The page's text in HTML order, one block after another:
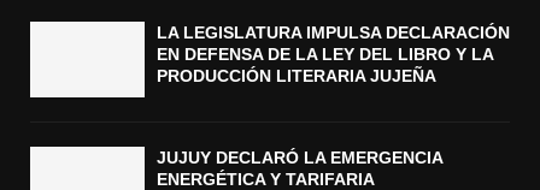
LA LEGISLATURA IMPULSA DECLARACIÓN
EN DEFENSA DE LA LEY DEL LIBRO Y LA
PRODUCCIÓN LITERARIA JUJEÑA
JUJUY DECLARÓ LA EMERGENCIA
ENERGÉTICA Y TARIFARIA